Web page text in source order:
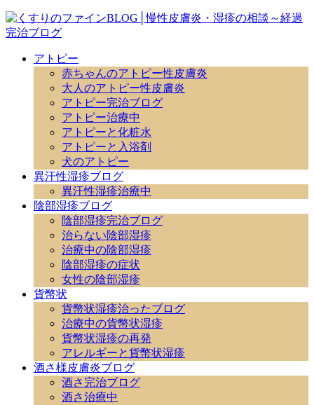
アトピー
赤ちゃんのアトピー性皮膚炎
大人のアトピー性皮膚炎
アトピー完治ブログ
アトピー治療中
アトピーと化粧水
アトピーと入浴剤
犬のアトピー
異汗性湿疹ブログ
異汗性湿疹治療中
陰部湿疹ブログ
陰部湿疹完治ブログ
治らない陰部湿疹
治療中の陰部湿疹
陰部湿疹の症状
女性の陰部湿疹
貨幣状
貨幣状湿疹治ったブログ
治療中の貨幣状湿疹
貨幣状湿疹の再発
アレルギーと貨幣状湿疹
酒さ様皮膚炎ブログ
酒さ完治ブログ
酒さ治療中